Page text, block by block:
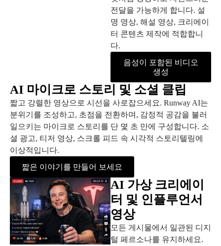
전달을 가능하게 합니다. 설
명 영상, 해설 영상, 크리에이
터 콘텐츠 제작에 적합합니
다.
음성이 포함된 비디오
생성
AI 마이크로 스토리 및 소셜 클립
짧고 강렬한 영상으로 시선을 사로잡으세요. Runway AI는
분위기를 조성하고, 초점을 전환하며, 감정적 공감을 불러
일으키는 마이크로 스토리를 단 몇 초 만에 구성합니다. 소
셜 광고, 티저 영상, 스크롤 피드 속 시각적 스토리텔링에
이상적입니다.
짧은 이야기를 만들어 보세요
AI 가상 크리에이
터 및 인플루언서
영상
모든 게시물에서 일관된 디지
털 페르소나를 유지하세요.